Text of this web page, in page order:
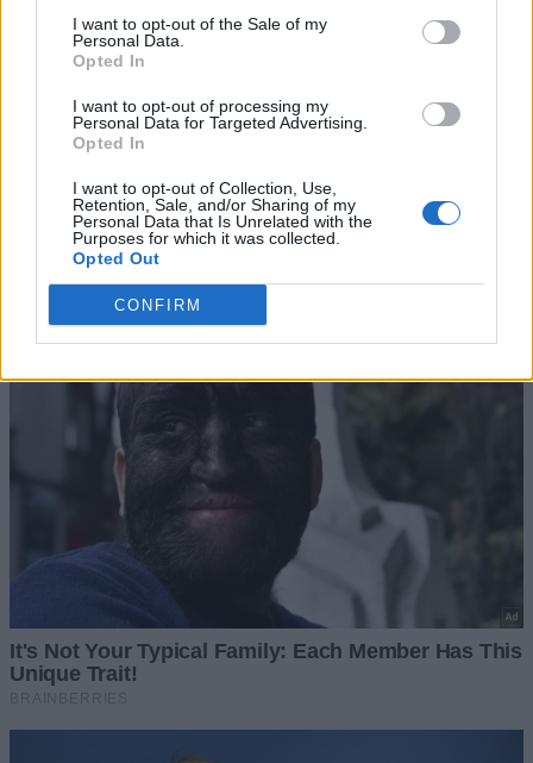
I want to opt-out of the Sale of my
Personal Data.
Opted In
I want to opt-out of processing my
Personal Data for Targeted Advertising.
Opted In
I want to opt-out of Collection, Use,
Retention, Sale, and/or Sharing of my
Personal Data that Is Unrelated with the
Purposes for which it was collected.
Opted Out
CONFIRM